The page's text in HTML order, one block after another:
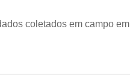
coletados em campo em